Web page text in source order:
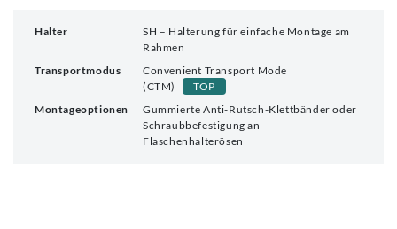
Halter
SH – Halterung für einfache Montage am
Rahmen
Transportmodus
Convenient Transport Mode
(CTM)
TOP
Montageoptionen
Gummierte Anti-Rutsch-Klettbänder oder
Schraubbefestigung an
Flaschenhalterösen